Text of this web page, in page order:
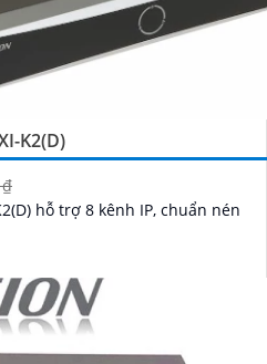
K2(D)
₫
hỗ trợ 8 kênh IP, chuẩn nén